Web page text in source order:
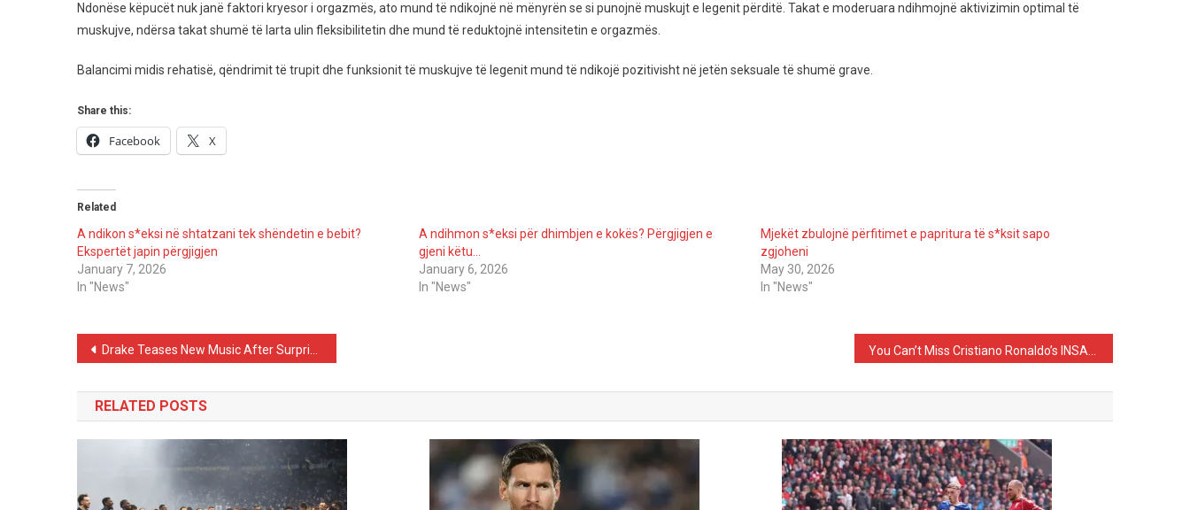
Ndonëse këpucët nuk janë faktori kryesor i orgazmës, ato mund të ndikojnë në mënyrën se si punojnë muskujt e legenit përditë. Takat e moderuara ndihmojnë aktivizimin optimal të
muskujve, ndërsa takat shumë të larta ulin fleksibilitetin dhe mund të reduktojnë intensitetin e orgazmës.
Balancimi midis rehatisë, qëndrimit të trupit dhe funksionit të muskujve të legenit mund të ndikojë pozitivisht në jetën seksuale të shumë grave.
Share this:
Facebook X
Related
A ndikon s*eksi në shtatzani tek shëndetin e bebit?
Ekspertët japin përgjigjen
January 7, 2026
In "News"
A ndihmon s*eksi për dhimbjen e kokës? Përgjigjen e
gjeni këtu…
January 6, 2026
In "News"
Mjekët zbulojnë përfitimet e papritura të s*ksit sapo
zgjoheni
May 30, 2026
In "News"
Post
navigation
Drake Teases New Music After Surprise Performance in Miami
RELATED POSTS